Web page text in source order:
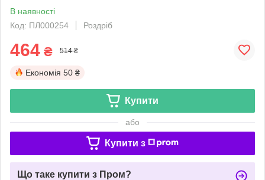
В наявності
Код: ПЛ000254
Роздріб
464 ₴ 514 ₴
Економія 50 ₴
Купити
або
Купити з
Що таке купити з Пром?